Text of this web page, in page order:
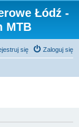
Łódź -
MTB
Zaloguj się
się